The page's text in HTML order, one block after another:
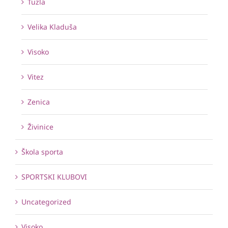
Velika Kladuša
Visoko
Vitez
Zenica
Živinice
Škola sporta
SPORTSKI KLUBOVI
Uncategorized